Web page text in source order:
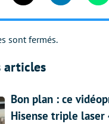
sont fermés.
articles
Bon plan : ce
Hisense triple laser